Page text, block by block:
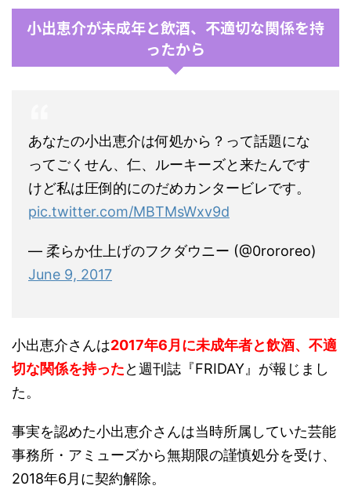
小出恵介が未成年と飲酒、不適切な関係を持
ったから
あなたの小出恵介は何処から？って話題にな
ってごくせん、仁、ルーキーズと来たんです
けど私は圧倒的にのだめカンタービレです。
pic.twitter.com/MBTMsWxv9d
— 柔らか仕上げのフクダウニー (@0rororeo)
June 9, 2017
小出恵介さんは2017年6月に未成年者と飲酒、不適
切な関係を持ったと週刊誌『FRIDAY』が報じまし
た。
事実を認めた小出恵介さんは当時所属していた芸能
事務所・アミューズから無期限の謹慎処分を受け、
2018年6月に契約解除。